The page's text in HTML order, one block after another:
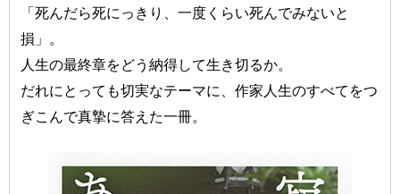
「死んだら死にっきり、一度くらい死んでみないと
損」。
人生の最終章をどう納得して生き切るか。
だれにとっても切実なテーマに、作家人生のすべてをつ
ぎこんで真摯に答えた一冊。